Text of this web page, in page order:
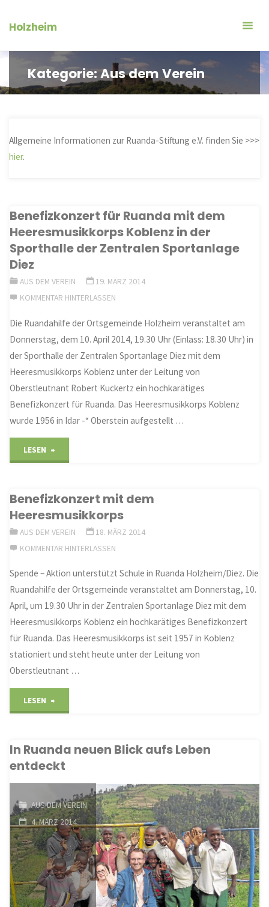
InhaltHolzheim
Kategorie:Aus dem Verein
Allgemeine Informationen zur Ruanda-Stiftung e.V. finden Sie >>>
hier.
Benefizkonzert für Ruanda mit dem
Heeresmusikkorps Koblenz in der
Sporthalle der Zentralen Sportanlage
Diez
AUS DEM VEREIN
19. MÄRZ 2014
KOMMENTAR HINTERLASSEN
Die Ruandahilfe der Ortsgemeinde Holzheim veranstaltet am
Donnerstag, dem 10. April 2014, 19.30 Uhr (Einlass: 18.30 Uhr) in
der Sporthalle der Zentralen Sportanlage Diez mit dem
Heeresmusikkorps Koblenz unter der Leitung von
Oberstleutnant Robert Kuckertz ein hochkarätiges
Benefizkonzert für Ruanda. Das Heeresmusikkorps Koblenz
wurde 1956 in Idar -“ Oberstein aufgestellt …
LESEN
Ruanda
dem
Heeresmusikkorps
Koblenz
in
der
Sporthalle
Sportanlage
Benefizkonzert mit dem
Heeresmusikkorps
AUS DEM VEREIN
18. MÄRZ 2014
KOMMENTAR HINTERLASSEN
Spende – Aktion unterstützt Schule in Ruanda Holzheim/Diez. Die
Ruandahilfe der Ortsgemeinde veranstaltet am Donnerstag, 10.
April, um 19.30 Uhr in der Zentralen Sportanlage Diez mit dem
Heeresmusikkorps Koblenz ein hochkarätiges Benefizkonzert
für Ruanda. Das Heeresmusikkorps ist seit 1957 in Koblenz
stationiert und steht heute unter der Leitung von
Oberstleutnant …
LESEN
dem
In Ruanda neuen Blick aufs Leben
entdeckt
AUS DEM VEREIN
4. MÄRZ 2014